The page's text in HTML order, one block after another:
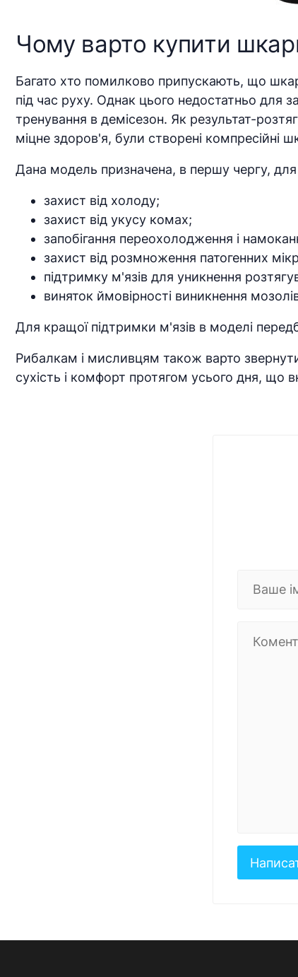
Чому варто купити
Багато хто помилково припускають, що
під час руху. Однак цього недостатньо для
тренування в демісезон. Як результат-
міцне здоров'я, були створені компресійні
Дана модель призначена, в першу чергу, для
захист від холоду;
захист від укусу комах;
запобігання переохолодження і
захист від розмноження патогенних
підтримку м'язів для уникнення
виняток ймовірності виникнення
Для кращої підтримки м'язів в моделі
Рибалкам і мисливцям також варто
сухість і комфорт протягом усього дня, що